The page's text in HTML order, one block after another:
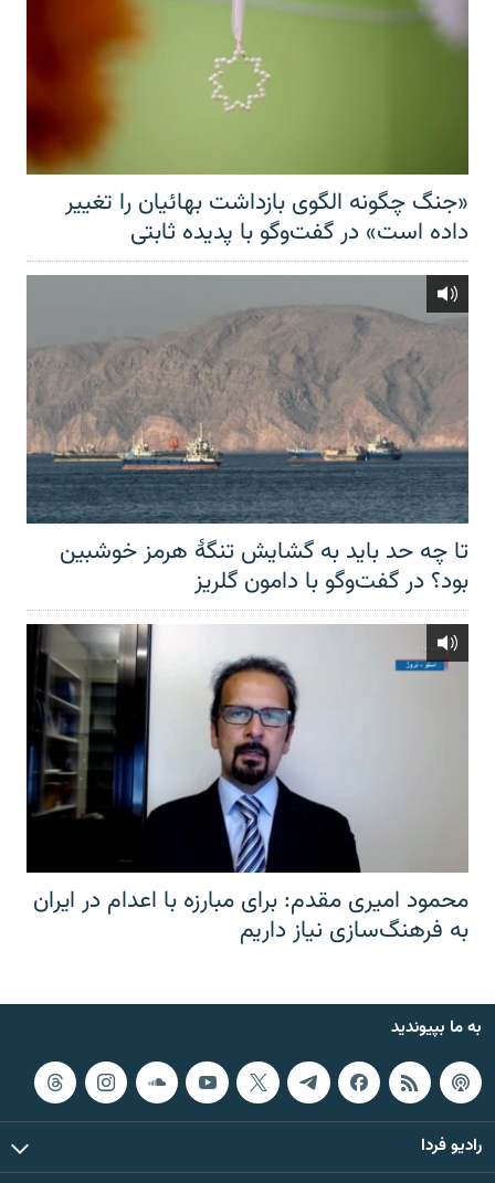
«جنگ چگونه الگوی بازداشت بهائیان را تغییر
داده است» در گفت‌وگو با پدیده ثابتی
تا چه حد باید به گشایش تنگهٔ هرمز خوشبین
بود؟ در گفت‌وگو با دامون گلریز
محمود امیری مقدم: برای مبارزه با اعدام در ایران
به فرهنگ‌سازی نیاز داریم
به ما بپیوندید
رادیو فردا